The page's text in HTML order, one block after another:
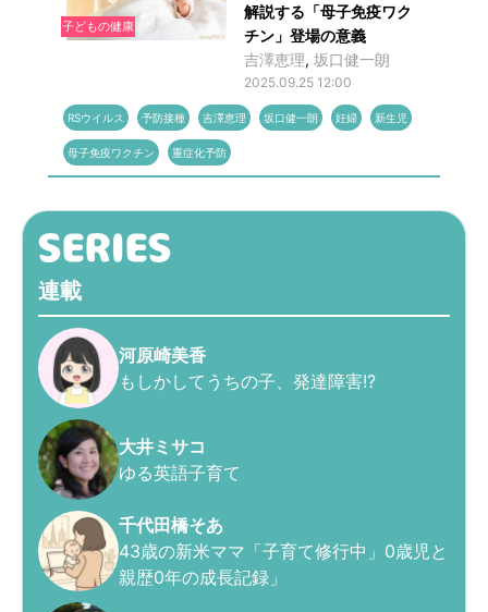
子どもの健康
解説する「母子免疫ワク
チン」登場の意義
吉澤恵理, 坂口健一朗
2025.09.25 12:00
RSウイルス 予防接種 吉澤恵理 坂口健一朗 妊婦 新生児
母子免疫ワクチン 重症化予防
連載
河原崎美香
もしかしてうちの子、発達障害!?
大井ミサコ
ゆる英語子育て
千代田橋そあ
43歳の新米ママ「子育て修行中」0歳児と
親歴0年の成長記録」